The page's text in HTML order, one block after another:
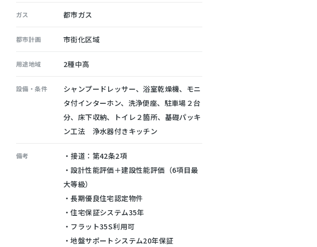
ガス 都市ガス
都市計画 市街化区域
用途地域 2種中高
設備・条件
シャンプードレッサー、浴室乾燥機、モニ
タ付インターホン、洗浄便座、駐車場２台
分、床下収納、トイレ２箇所、基礎パッキ
ン工法 浄水器付きキッチン
備考
・接道：第42条2項
・設計性能評価＋建設性能評価（6項目最
大等級）
・長期優良住宅認定物件
・住宅保証システム35年
・フラット35S利用可
・地盤サポートシステム20年保証